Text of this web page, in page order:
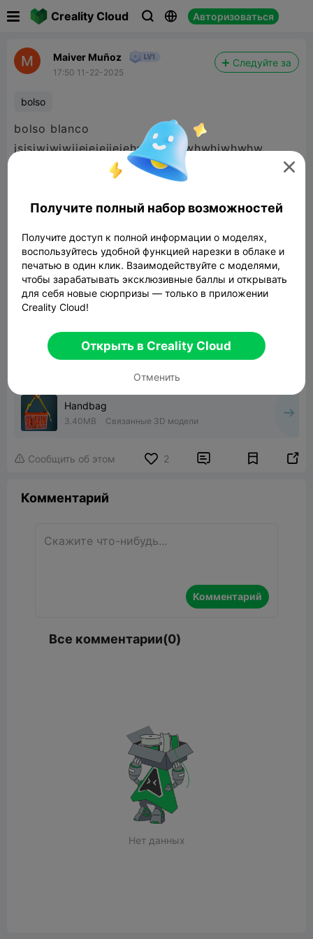
Creality Cloud   Авторизоваться
Maiver Muñoz
17:50 11-22-2025
Следуйте за
bolso
bolso blanco
jsjsjwjwjwjjejejejjejehehehhehwhwhjwhwhw
Handbag
3.40MB Связанные 3D модели
 Сообщить об этом 2  
Комментарий
Комментарий
Все комментарии(0)
Нет данных

Получите полный набор возможностей
Получите доступ к полной информации о моделях,
воспользуйтесь удобной функцией нарезки в облаке и
печатью в один клик. Взаимодействуйте с моделями,
чтобы зарабатывать эксклюзивные баллы и открывать
для себя новые сюрпризы — только в приложении
Creality Cloud!
Открыть в Creality Cloud
Отменить